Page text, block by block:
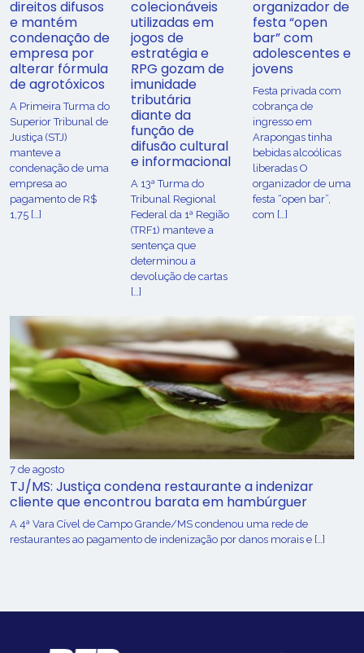
direitos difusos
e mantém
condenação de
empresa por
alterar fórmula
de agrotóxicos
​A Primeira Turma do
Superior Tribunal de
Justiça (STJ)
manteve a
condenação de uma
empresa ao
pagamento de R$
1,75 […]
colecionáveis
utilizadas em
jogos de
estratégia e
RPG gozam de
imunidade
tributária
diante da
função de
difusão cultural
e informacional
A 13ª Turma do
Tribunal Regional
Federal da 1ª Região
(TRF1) manteve a
sentença que
determinou a
devolução de cartas
[…]
organizador de
festa “open
bar” com
adolescentes e
jovens
Festa privada com
cobrança de
ingresso em
Arapongas tinha
bebidas alcoólicas
liberadas O
organizador de uma
festa “open bar”,
com […]
7 de agosto
TJ/MS: Justiça condena restaurante a indenizar
cliente que encontrou barata em hambúrguer
A 4ª Vara Cível de Campo Grande/MS condenou uma rede de
restaurantes ao pagamento de indenização por danos morais e […]